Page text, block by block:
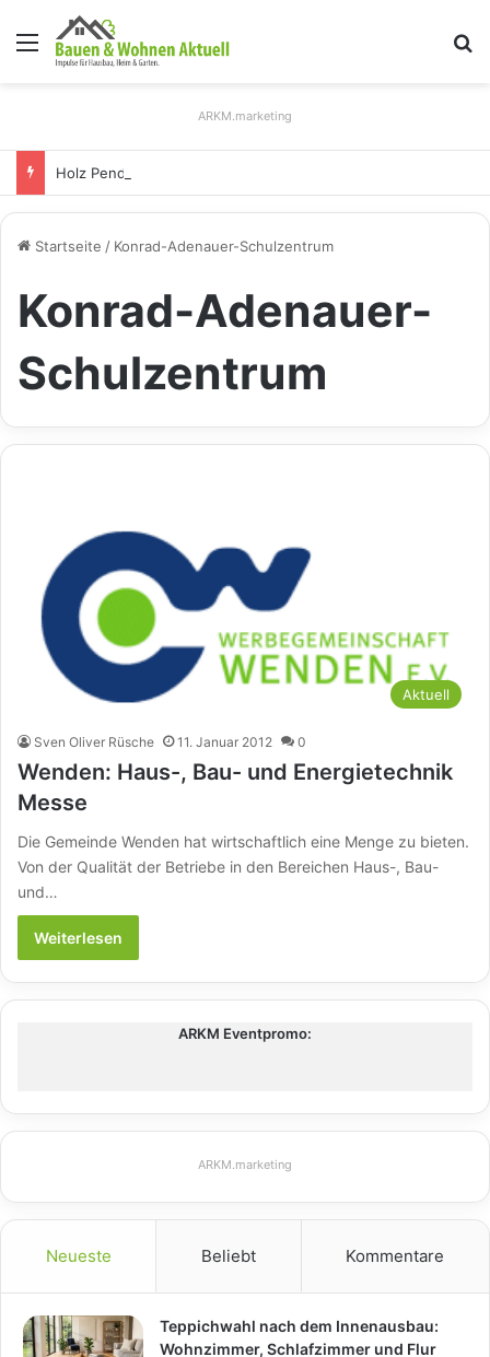
Menü
ARKM.marketing
Startseite / Konrad-Adenauer-Schulzentrum
Konrad-Adenauer-
Schulzentrum
Aktuell
Sven Oliver Rüsche 11. Januar 2012 0
Wenden: Haus-, Bau- und Energietechnik
Messe
Die Gemeinde Wenden hat wirtschaftlich eine Menge zu bieten.
Von der Qualität der Betriebe in den Bereichen Haus-, Bau-
und…
Weiterlesen
ARKM Eventpromo:
ARKM.marketing
Neueste Beliebt Kommentare
Teppichwahl nach dem Innenausbau:
Wohnzimmer, Schlafzimmer und Flur